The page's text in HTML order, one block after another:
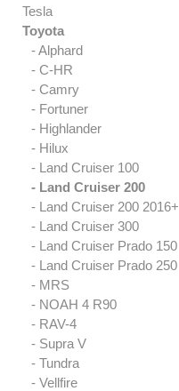
Tesla
Toyota
- Alphard
- C-HR
- Camry
- Fortuner
- Highlander
- Hilux
- Land Cruiser 100
- Land Cruiser 200
- Land Cruiser 200 2016+
- Land Cruiser 300
- Land Cruiser Prado 150
- Land Cruiser Prado 250
- MRS
- NOAH 4 R90
- RAV-4
- Supra V
- Tundra
- Vellfire